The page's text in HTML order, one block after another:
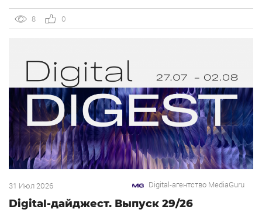
объединивший концепцию дубайского OSH с сетью
«Урюк». Концепт строится […]
8 0
31 Июл 2026 Digital-агентство MediaGuru
Digital-дайджест. Выпуск 29/26